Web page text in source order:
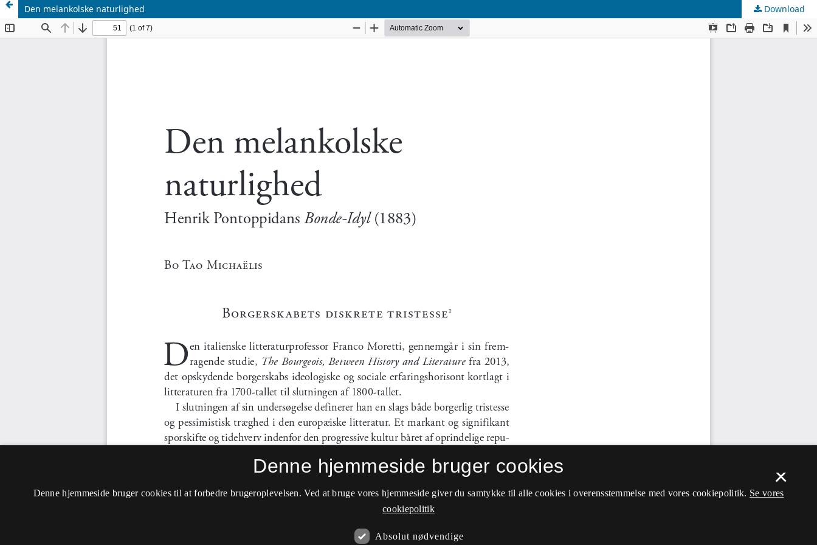
Den melankolske naturlighed Download
×
Denne hjemmeside bruger cookies
Denne hjemmeside bruger cookies til at forbedre brugeroplevelsen. Ved at bruge vores hjemmeside giver du samtykke til alle cookies i overensstemmelse med vores cookiepolitik. Se vores
cookiepolitik
Absolut nødvendige